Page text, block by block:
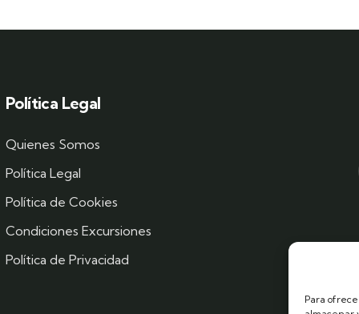
Para
Política Legal
Quienes Somos
Política Legal
Política de Cookies
Condiciones Excursiones
Política de Privacidad